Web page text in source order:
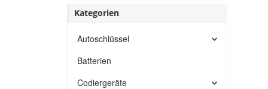
Kategorien
Autoschlüssel
Batterien
Codiergeräte